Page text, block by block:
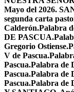
Mayo del 2026.
segunda carta
Calderón.Palabra
DE PASCUA.
Gregorio Ostiense.
V de Pascua.
Pascua.Palabra de
Pascua.Palabra de
Pascua.Palabra de